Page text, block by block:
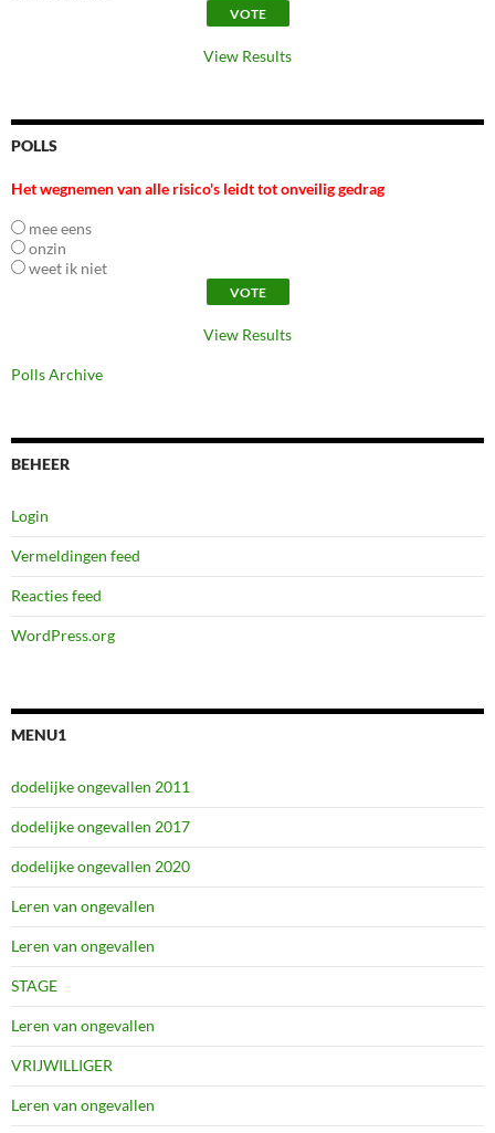
View Results
POLLS
Het wegnemen van alle risico's leidt tot onveilig gedrag
mee eens
onzin
weet ik niet
View Results
Polls Archive
BEHEER
Login
Vermeldingen feed
Reacties feed
WordPress.org
MENU1
dodelijke ongevallen 2011
dodelijke ongevallen 2017
dodelijke ongevallen 2020
Leren van ongevallen
Leren van ongevallen
STAGE
Leren van ongevallen
VRIJWILLIGER
Leren van ongevallen